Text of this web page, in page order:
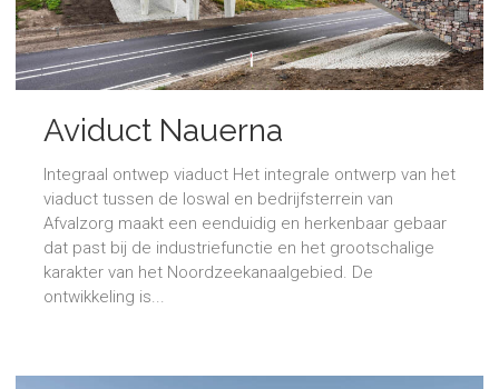
Aviduct Nauerna
Integraal ontwep viaduct Het integrale ontwerp van het
viaduct tussen de loswal en bedrijfsterrein van
Afvalzorg maakt een eenduidig en herkenbaar gebaar
dat past bij de industriefunctie en het grootschalige
karakter van het Noordzeekanaalgebied. De
ontwikkeling is...